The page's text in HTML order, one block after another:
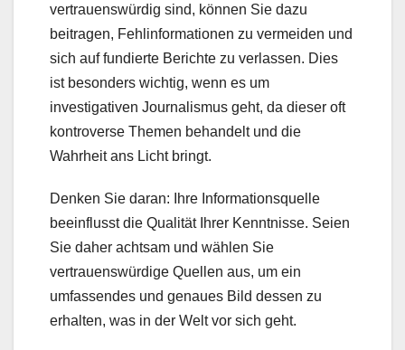
vertrauenswürdig sind, können Sie dazu
beitragen, Fehlinformationen zu vermeiden und
sich auf fundierte Berichte zu verlassen. Dies
ist besonders wichtig, wenn es um
investigativen Journalismus geht, da dieser oft
kontroverse Themen behandelt und die
Wahrheit ans Licht bringt.
Denken Sie daran: Ihre Informationsquelle
beeinflusst die Qualität Ihrer Kenntnisse. Seien
Sie daher achtsam und wählen Sie
vertrauenswürdige Quellen aus, um ein
umfassendes und genaues Bild dessen zu
erhalten, was in der Welt vor sich geht.